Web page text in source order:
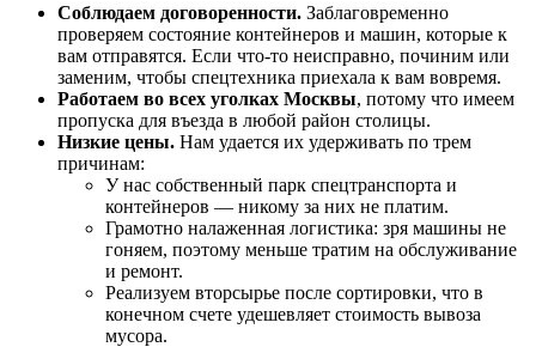
Соблюдаем договоренности. Заблаговременно
проверяем состояние контейнеров и машин, которые к
вам отправятся. Если что-то неисправно, починим или
заменим, чтобы спецтехника приехала к вам вовремя.
Работаем во всех уголках Москвы, потому что имеем
пропуска для въезда в любой район столицы.
Низкие цены. Нам удается их удерживать по трем
причинам:
У нас собственный парк спецтранспорта и
контейнеров — никому за них не платим.
Грамотно налаженная логистика: зря машины не
гоняем, поэтому меньше тратим на обслуживание
и ремонт.
Реализуем вторсырье после сортировки, что в
конечном счете удешевляет стоимость вывоза
мусора.